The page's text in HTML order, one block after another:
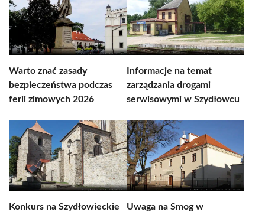
Warto znać zasady
bezpieczeństwa podczas
ferii zimowych 2026
Informacje na temat
zarządzania drogami
serwisowymi w Szydłowcu
Konkurs na Szydłowieckie
Uwaga na Smog w